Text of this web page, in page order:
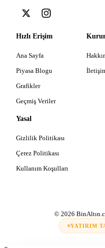
Hızlı Erişim
Ana Sayfa
Piyasa Blogu
Grafikler
Geçmiş Veriler
Yasal
Gizlilik Politikası
Çerez Politikası
Kullanım Koşulları
© 2026
YATIRIM